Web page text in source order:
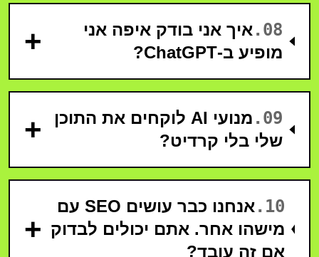
08
.איך אני בודק איפה אני
מופיע ב-ChatGPT?
+
09
.
מנועי AI לוקחים את התוכן
שלי בלי קרדיט?
+
10
.
אנחנו כבר עושים SEO עם
מישהו אחר. אתם יכולים לבדוק
אם זה עובד?
+